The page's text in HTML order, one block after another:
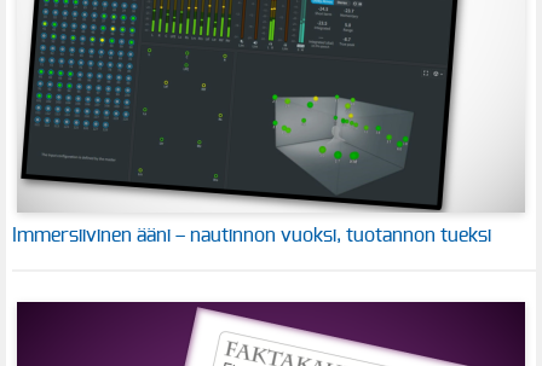
Immersiivinen ääni – nautinnon vuoksi, tuotannon tueksi